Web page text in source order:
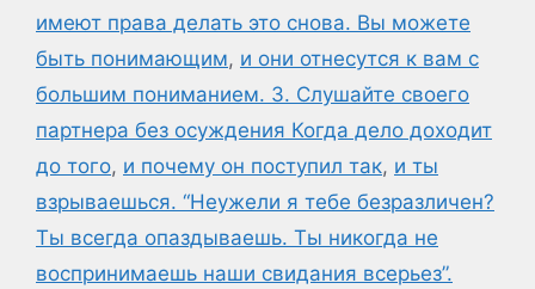
имеют права делать это снова. Вы можете
быть понимающим, и они отнесутся к вам с
большим пониманием. 3. Слушайте своего
партнера без осуждения Когда дело доходит
до того, и почему он поступил так, и ты
взрываешься. “Неужели я тебе безразличен?
Ты всегда опаздываешь. Ты никогда не
воспринимаешь наши свидания всерьез”.